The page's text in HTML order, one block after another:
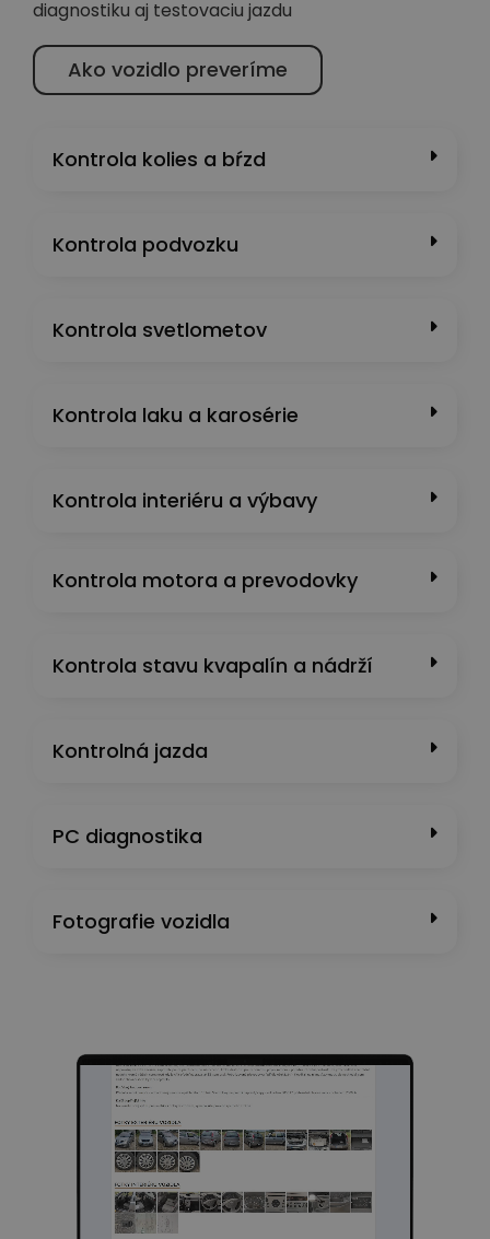
diagnostiku aj testovaciu jazdu
Ako vozidlo preveríme
Kontrola kolies a bŕzd
Kontrola podvozku
Kontrola svetlometov
Kontrola laku a karosérie
Kontrola interiéru a výbavy
Kontrola motora a prevodovky
Kontrola stavu kvapalín a nádrží
Kontrolná jazda
PC diagnostika
Fotografie vozidla